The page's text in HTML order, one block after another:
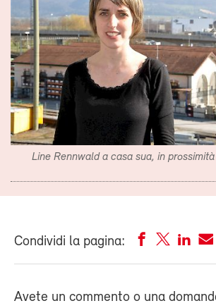
Line Rennwald a casa sua, in
Condividi la pagina:
Avete un commento o una